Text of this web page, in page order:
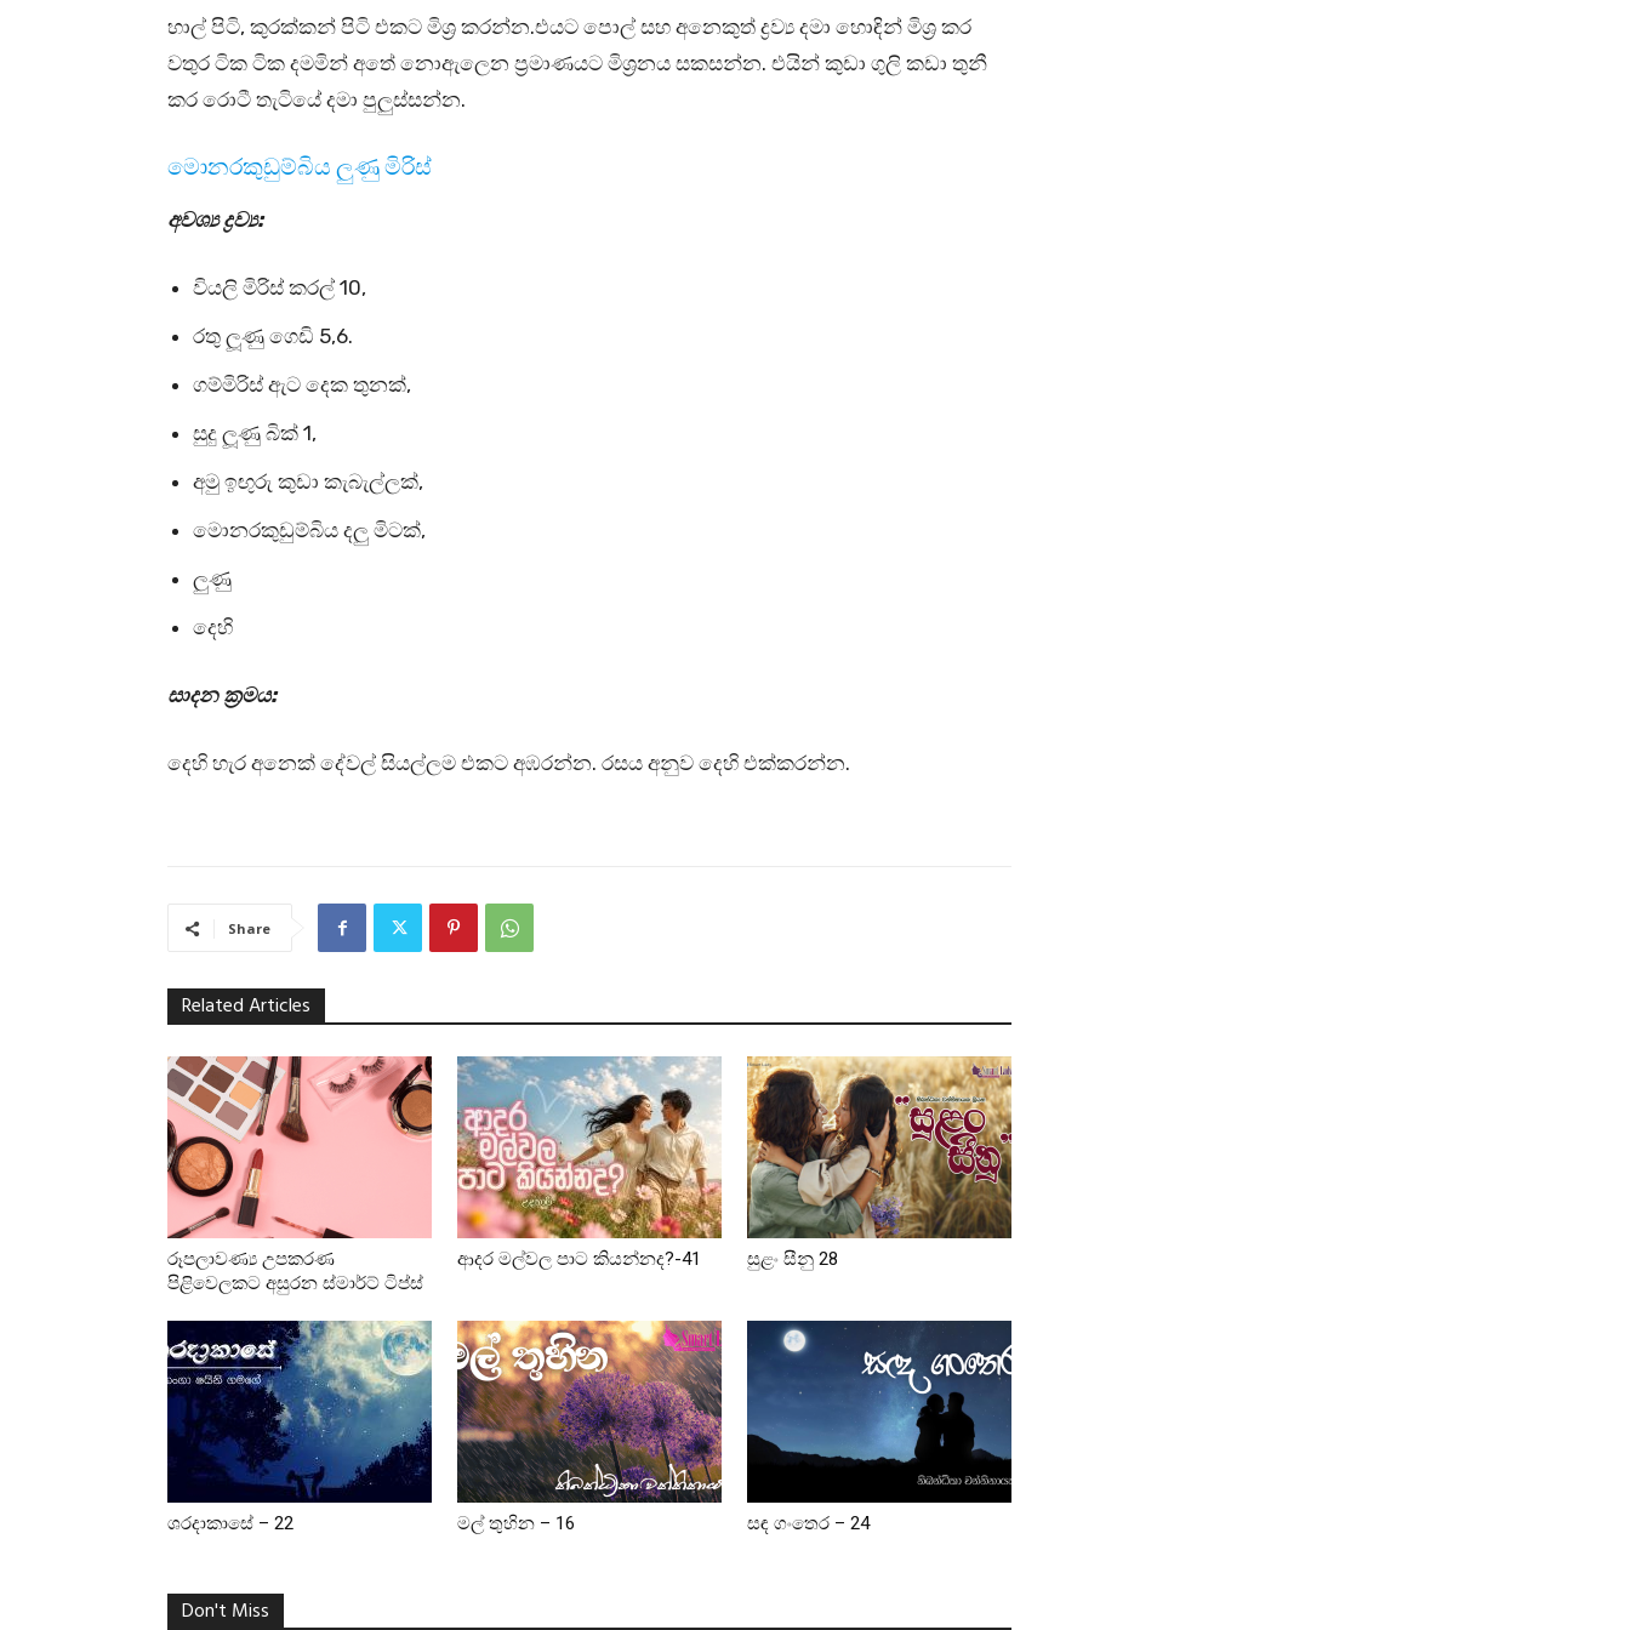
හාල් පිටි, කුරක්කන් පිටි එකට මිශ්‍ර කරන්න.එයට පොල් සහ අනෙකුත් ද්‍රව්‍ය දමා හොඳින් මිශ්‍ර කර
වතුර ටික ටික දමමින් අතේ නොඇලෙන ප්‍රමාණයට මිශ්‍රනය සකසන්න. එයින් කුඩා ගුලි කඩා තුනී
කර රොටී තැටියේ දමා පුලුස්සන්න.
මොනරකුඩුම්බිය ලුණු මිරිස්
අවශ්‍ය ද්‍රව්‍ය:
වියලි මිරිස් කරල් 10,
රතු ලූණු ගෙඩි 5,6.
ගම්මිරිස් ඇට දෙක තුනක්,
සුදු ලූණු බික් 1,
අමු ඉඟුරු කුඩා කැබැල්ලක්,
මොනරකුඩුම්බිය දලු මිටක්,
ලුණු
දෙහි
සාදන ක්‍රමය:
දෙහි හැර අනෙක් දේවල් සියල්ලම එකට අඹරන්න. රසය අනුව දෙහි එක්කරන්න.
Share
Related Articles
රූපලාවණ්‍ය උපකරණ
පිළිවෙලකට අසුරන ස්මාර්ට් ටිප්ස්
ආදර මල්වල පාට කියන්නද?-41 සුළං සීනු 28
ශරදාකාසේ – 22 මල් තුහින – 16 සඳ ගංතෙර – 24
Don't Miss